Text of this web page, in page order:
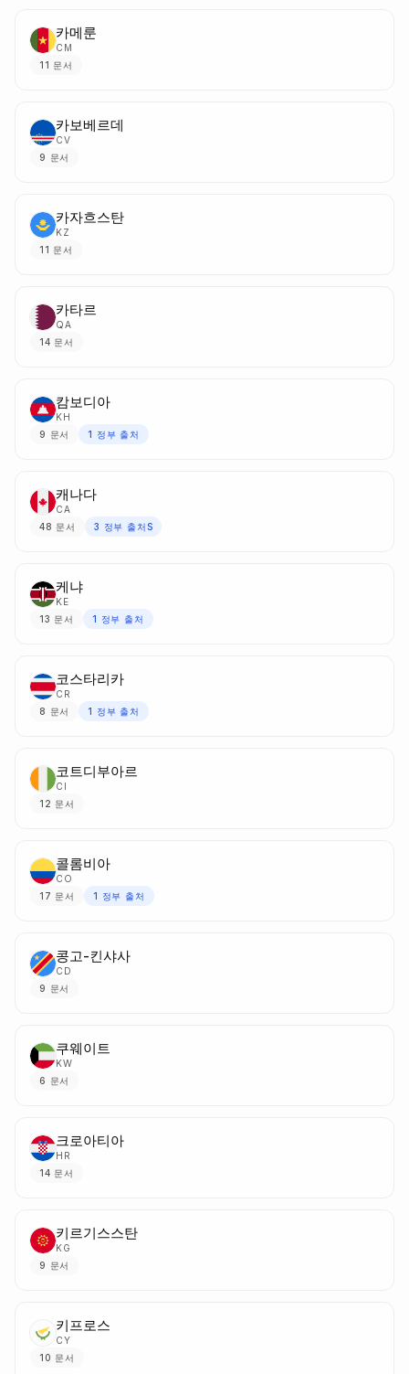
카메룬
CM
11 문서
카보베르데
CV
9 문서
카자흐스탄
KZ
11 문서
카타르
QA
14 문서
캄보디아
KH
9 문서 1 정부 출처
캐나다
CA
48 문서 3 정부 출처S
케냐
KE
13 문서 1 정부 출처
코스타리카
CR
8 문서 1 정부 출처
코트디부아르
CI
12 문서
콜롬비아
CO
17 문서 1 정부 출처
콩고-킨샤사
CD
9 문서
쿠웨이트
KW
6 문서
크로아티아
HR
14 문서
키르기스스탄
KG
9 문서
키프로스
CY
10 문서